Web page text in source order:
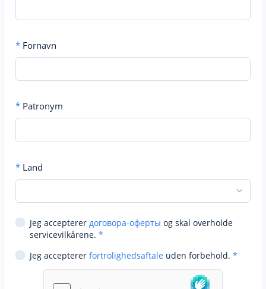
* Fornavn
* Patronym
* Land
Jeg accepterer договора-оферты og skal overholde
servicevilkårene. *
Jeg accepterer fortrolighedsaftale uden forbehold. *